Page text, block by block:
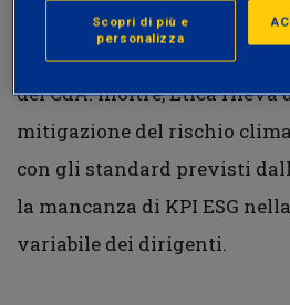
livello di diversità di genere
prevista da Etica ed il
del CdA. Inoltre, Etica rileva
mitigazione del rischio
con gli standard previsti
la mancanza di KPI ESG
variabile dei dirigenti.
Scopri di più e
personalizza